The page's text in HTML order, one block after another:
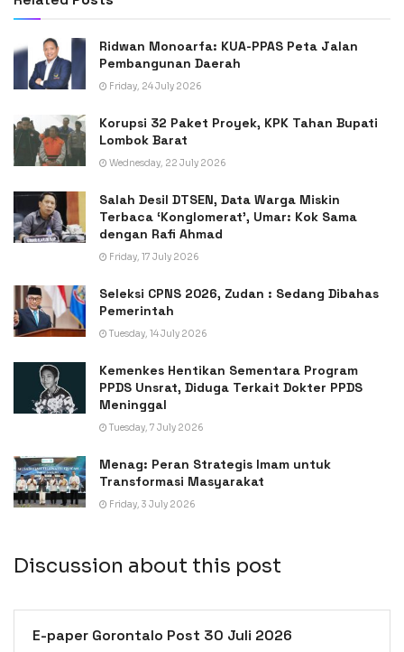
Ridwan Monoarfa: KUA-PPAS Peta Jalan
Pembangunan Daerah
Friday, 24 July 2026
Korupsi 32 Paket Proyek, KPK Tahan Bupati
Lombok Barat
Wednesday, 22 July 2026
Salah Desil DTSEN, Data Warga Miskin
Terbaca ‘Konglomerat’, Umar: Kok Sama
dengan Rafi Ahmad
Friday, 17 July 2026
Seleksi CPNS 2026, Zudan : Sedang Dibahas
Pemerintah
Tuesday, 14 July 2026
Kemenkes Hentikan Sementara Program
PPDS Unsrat, Diduga Terkait Dokter PPDS
Meninggal
Tuesday, 7 July 2026
Menag: Peran Strategis Imam untuk
Transformasi Masyarakat
Friday, 3 July 2026
Discussion about this post
E-paper Gorontalo Post 30 Juli 2026